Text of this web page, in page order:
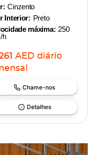
Cinzento
Interior: Preto
máxima: 250
h
AED diário
Chame-nos
Detalhes